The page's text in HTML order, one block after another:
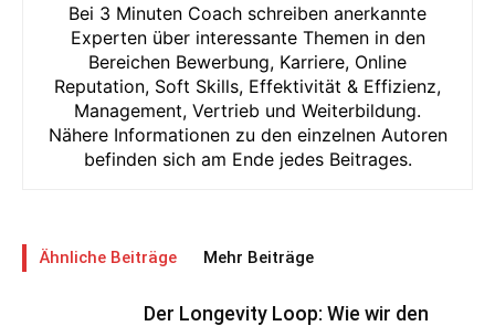
Bei 3 Minuten Coach schreiben anerkannte
Experten über interessante Themen in den
Bereichen Bewerbung, Karriere, Online
Reputation, Soft Skills, Effektivität & Effizienz,
Management, Vertrieb und Weiterbildung.
Nähere Informationen zu den einzelnen Autoren
befinden sich am Ende jedes Beitrages.
Ähnliche Beiträge Mehr Beiträge
Der Longevity Loop: Wie wir den